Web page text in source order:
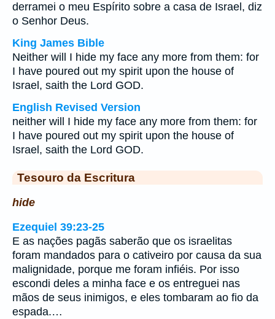
derramei o meu Espírito sobre a casa de Israel, diz
o Senhor Deus.
King James Bible
Neither will I hide my face any more from them: for
I have poured out my spirit upon the house of
Israel, saith the Lord GOD.
English Revised Version
neither will I hide my face any more from them: for
I have poured out my spirit upon the house of
Israel, saith the Lord GOD.
Tesouro da Escritura
hide
Ezequiel 39:23-25
E as nações pagãs saberão que os israelitas
foram mandados para o cativeiro por causa da sua
malignidade, porque me foram infiéis. Por isso
escondi deles a minha face e os entreguei nas
mãos de seus inimigos, e eles tombaram ao fio da
espada.…